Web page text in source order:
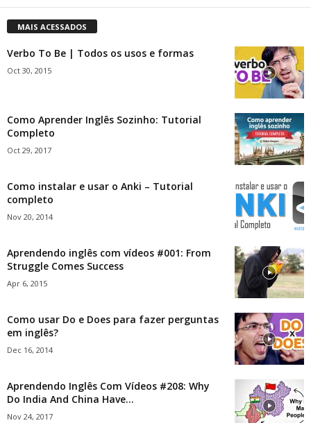
MAIS ACESSADOS
Verbo To Be | Todos os usos e formas
Oct 30, 2015
Como Aprender Inglês Sozinho: Tutorial
Completo
Oct 29, 2017
Como instalar e usar o Anki – Tutorial
completo
Nov 20, 2014
Aprendendo inglês com vídeos #001: From
Struggle Comes Success
Apr 6, 2015
Como usar Do e Does para fazer perguntas
em inglês?
Dec 16, 2014
Aprendendo Inglês Com Vídeos #208: Why
Do India And China Have...
Nov 24, 2017